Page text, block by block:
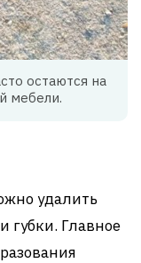
остаются на
мебели.
удалить
Главное